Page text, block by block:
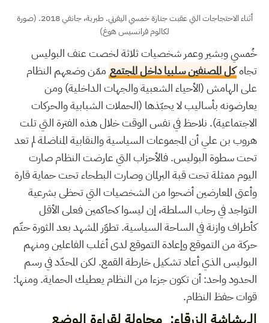
أثناء الاحتجاجات التي عقبت جنازة خمسي اليفرني. طبربة، جانفي 2018. (صورة
لكالوم فرانسيس هوغ)
خُمسي وبشير وعمر شخصيات ثلاثة لخصت عنف البوليس
تجاهكل المصنفين سلبيا داخل المجتمع ممّن وضعهم النظام
على الهامش (الأحياء الشعبية والجهات الداخلية) ومن
يعارضونه بأساليب لا يحبّذها (الحملات الشبابية والحركات
الاجتماعية). نلاحظ في نفس الوقت خلال هذه الفترة التي تلت
هروب بن علي أن المجموعات السياسية والنقابية المناضلة لم تعد
تحت سطوة البوليس. فالأحزاب التي عارضت النظام صارت
اليوم ممثلة تحت قبة البرلمان وصارت البطحاء تحت حماية قارة
وأعتى المعارضين أضحوا من الشخصيات التي تحظى بشرعية
التواجد في رحاب السلطة، إن ليسوا كحاكمين فعلى الأقل
كأطراف وازنة في الساحة السياسية. تطوّر المشهد بعد الثورة حتّم
حركة من التموقع وإعادة التموقع لدى أغلب الفاعلين ومنهم
البوليس الذي أعاد تشكيل خارطة القمع. لكن المحدّد في رسم
الحدود واحد: أن تكون جزءا من النظام يعطيك الحماية. ومنها:
قوات حفظ النظام.
الهشاشة الزرقاء: محاولة لقراءة الوضع